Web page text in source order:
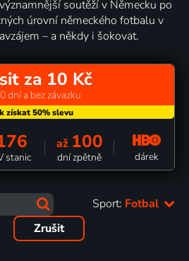
soutěží v Německu po
úrovní německého fotbalu v
– a někdy i šokovat.
za 10 Kč
dní a bez závazku
stanic
až 100
dní zpětně dárek
Sport: Fotbal
Zrušit